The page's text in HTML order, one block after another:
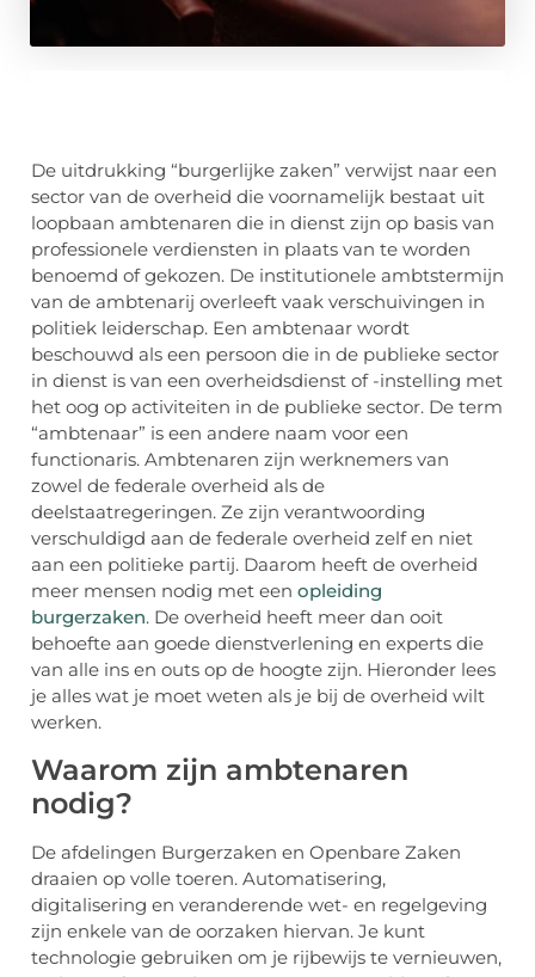
De uitdrukking “burgerlijke zaken” verwijst naar een
sector van de overheid die voornamelijk bestaat uit
loopbaan ambtenaren die in dienst zijn op basis van
professionele verdiensten in plaats van te worden
benoemd of gekozen. De institutionele ambtstermijn
van de ambtenarij overleeft vaak verschuivingen in
politiek leiderschap. Een ambtenaar wordt
beschouwd als een persoon die in de publieke sector
in dienst is van een overheidsdienst of -instelling met
het oog op activiteiten in de publieke sector. De term
“ambtenaar” is een andere naam voor een
functionaris. Ambtenaren zijn werknemers van
zowel de federale overheid als de
deelstaatregeringen. Ze zijn verantwoording
verschuldigd aan de federale overheid zelf en niet
aan een politieke partij. Daarom heeft de overheid
meer mensen nodig met een opleiding
burgerzaken. De overheid heeft meer dan ooit
behoefte aan goede dienstverlening en experts die
van alle ins en outs op de hoogte zijn. Hieronder lees
je alles wat je moet weten als je bij de overheid wilt
werken.
Waarom zijn ambtenaren
nodig?
De afdelingen Burgerzaken en Openbare Zaken
draaien op volle toeren. Automatisering,
digitalisering en veranderende wet- en regelgeving
zijn enkele van de oorzaken hiervan. Je kunt
technologie gebruiken om je rijbewijs te vernieuwen,